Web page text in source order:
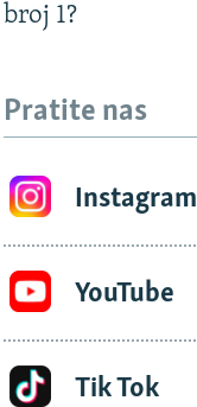
broj 1?
Pratite nas
Instagram
YouTube
Tik Tok